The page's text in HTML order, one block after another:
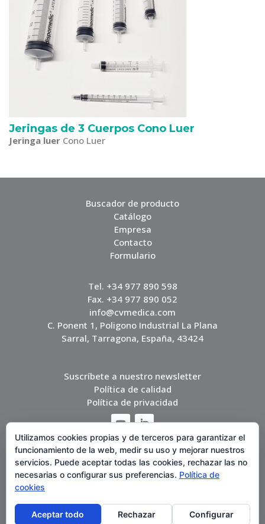
Jeringas de 3 Cuerpos Cono Luer
Jeringa luer Cono Luer
Buscador de producto
Catálogo
Empresa
Contacto
Formulario
Tel. +34 977 890 598
Fax. +34 977 890 052
info@cvmedica.com
C. Ponent 1, Poligono Industrial La Plana
Sarral, Tarragona, España, 43424
Suscríbete a nuestro newsletter
Política de calidad
Política de privacidad
Utilizamos cookies propias y de terceros para garantizar el
funcionamiento de la web, medir su uso y mejorar nuestros
servicios. Puede aceptar todas las cookies, rechazar las no
necesarias o configurar sus preferencias. Política de
cookies
Aceptar todo Rechazar Configurar